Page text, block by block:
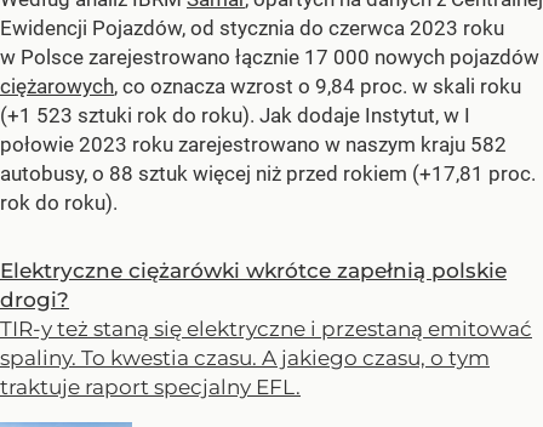
Ewidencji Pojazdów, od stycznia do czerwca 2023 roku
w Polsce zarejestrowano łącznie 17 000 nowych pojazdów
ciężarowych, co oznacza wzrost o 9,84 proc. w skali roku
(+1 523 sztuki rok do roku). Jak dodaje Instytut, w I
połowie 2023 roku zarejestrowano w naszym kraju 582
autobusy, o 88 sztuk więcej niż przed rokiem (+17,81 proc.
rok do roku).
Elektryczne ciężarówki wkrótce zapełnią polskie
drogi?
TIR-y też staną się elektryczne i przestaną emitować
spaliny. To kwestia czasu. A jakiego czasu, o tym
traktuje raport specjalny EFL.